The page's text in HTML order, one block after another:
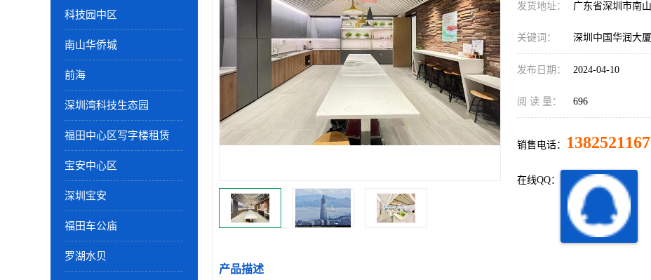
科技园中区
南山华侨城
前海
深圳湾科技生态园
福田中心区写字楼租赁
宝安中心区
深圳宝安
福田车公庙
罗湖水贝
发货地址： 广东省深圳市南
关键词： 深圳中国华润大
发布日期： 2024-04-10
阅 读 量： 696
销售电话：
在线QQ：
产品描述